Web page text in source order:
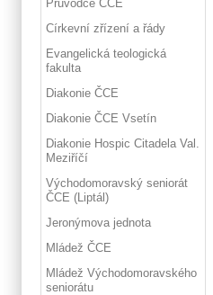
Průvodce ČCE
Církevní zřízení a řády
Evangelická teologická
fakulta
Diakonie ČCE
Diakonie ČCE Vsetín
Diakonie Hospic Citadela Val.
Meziříčí
Východomoravský seniorát
ČCE (Liptál)
Jeronýmova jednota
Mládež ČCE
Mládež Východomoravského
seniorátu